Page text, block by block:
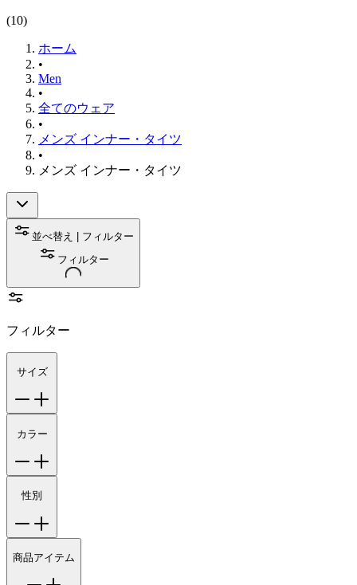
(10)
ホーム
•
Men
•
全てのウェア
•
メンズ インナー・タイツ
•
メンズ インナー・タイツ
並べ替え | フィルター
フィルター
フィルター
サイズ
カラー
性別
商品アイテム